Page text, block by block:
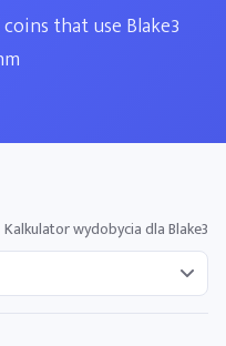
that use Blake3
Kalkulator wydobycia dla Blake3